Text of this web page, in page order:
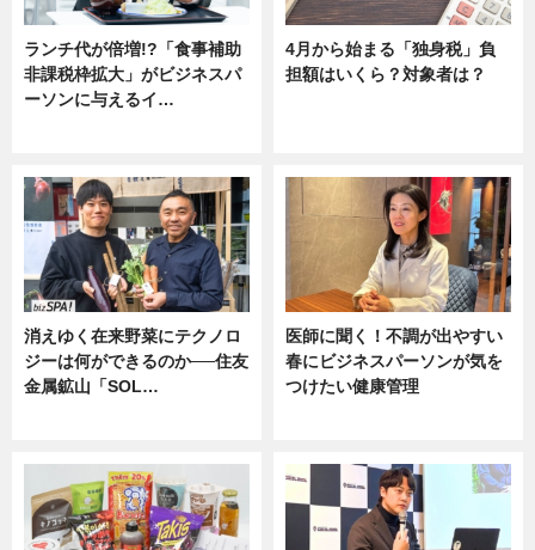
ランチ代が倍増!?「食事補助
非課税枠拡大」がビジネスパ
ーソンに与えるイ…
4月から始まる「独身税」負
担額はいくら？対象者は？
消えゆく在来野菜にテクノロ
ジーは何ができるのか──住友
金属鉱山「SOL…
医師に聞く！不調が出やすい
春にビジネスパーソンが気を
つけたい健康管理